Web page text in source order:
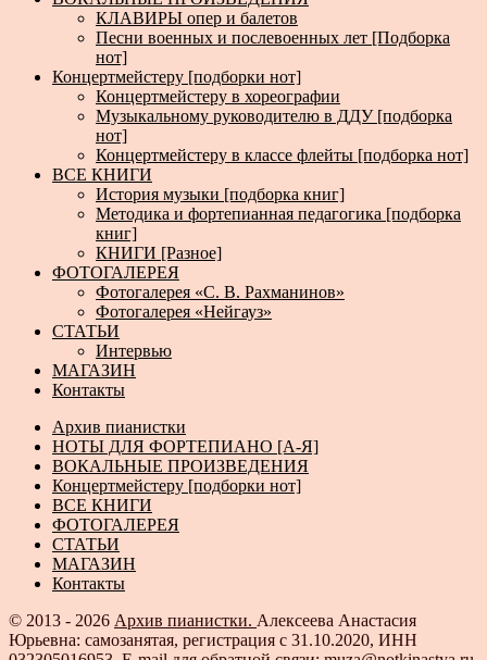
КЛАВИРЫ опер и балетов
Песни военных и послевоенных лет [Подборка
нот]
Концертмейстеру [подборки нот]
Концертмейстеру в хореографии
Музыкальному руководителю в ДДУ [подборка
нот]
Концертмейстеру в классе флейты [подборка нот]
ВСЕ КНИГИ
История музыки [подборка книг]
Методика и фортепианная педагогика [подборка
книг]
КНИГИ [Разное]
ФОТОГАЛЕРЕЯ
Фотогалерея «С. В. Рахманинов»
Фотогалерея «Нейгауз»
СТАТЬИ
Интервью
МАГАЗИН
Контакты
Архив пианистки
НОТЫ ДЛЯ ФОРТЕПИАНО [А-Я]
ВОКАЛЬНЫЕ ПРОИЗВЕДЕНИЯ
Концертмейстеру [подборки нот]
ВСЕ КНИГИ
ФОТОГАЛЕРЕЯ
СТАТЬИ
МАГАЗИН
Контакты
© 2013 - 2026 Архив пианистки. Алексеева Анастасия
Юрьевна: самозанятая, регистрация с 31.10.2020, ИНН